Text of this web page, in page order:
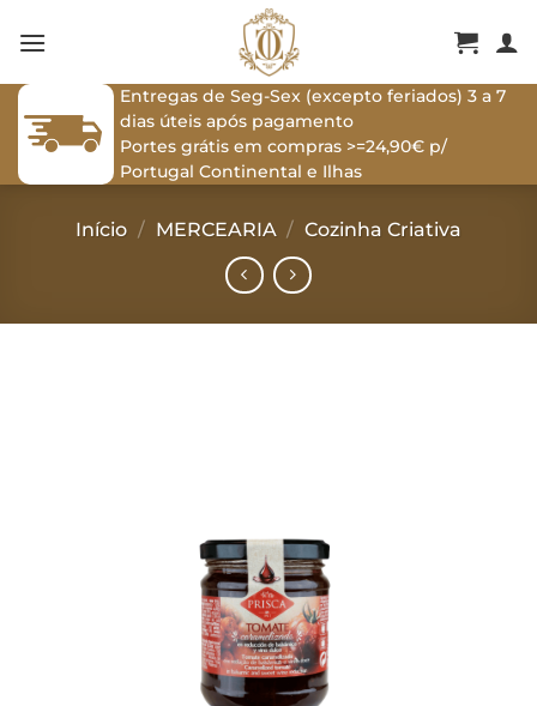
Entregas de Seg-Sex (excepto feriados) 3 a 7
dias úteis após pagamento
Portes grátis em compras >=24,90€ p/
Portugal Continental e Ilhas
Início / MERCEARIA / Cozinha Criativa